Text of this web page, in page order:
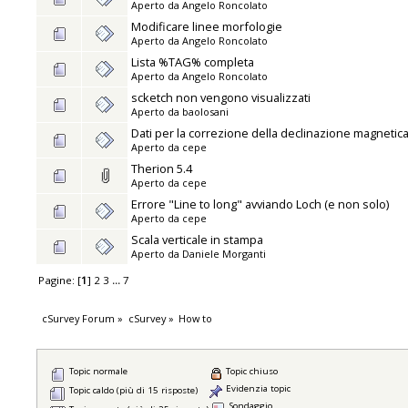
Aperto da Angelo Roncolato
Modificare linee morfologie
Aperto da Angelo Roncolato
Lista %TAG% completa
Aperto da Angelo Roncolato
scketch non vengono visualizzati
Aperto da baolosani
Dati per la correzione della declinazione magnetica
Aperto da cepe
Therion 5.4
Aperto da cepe
Errore "Line to long" avviando Loch (e non solo)
Aperto da cepe
Scala verticale in stampa
Aperto da Daniele Morganti
Pagine: [1] 2 3 ...7
cSurvey Forum » cSurvey» How to
Topic normale
Topic caldo (più di 15 risposte)
Topic chiuso
Evidenzia topic
Sondaggio